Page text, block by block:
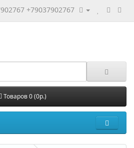
+79037902767
Товаров 0 (0р.)